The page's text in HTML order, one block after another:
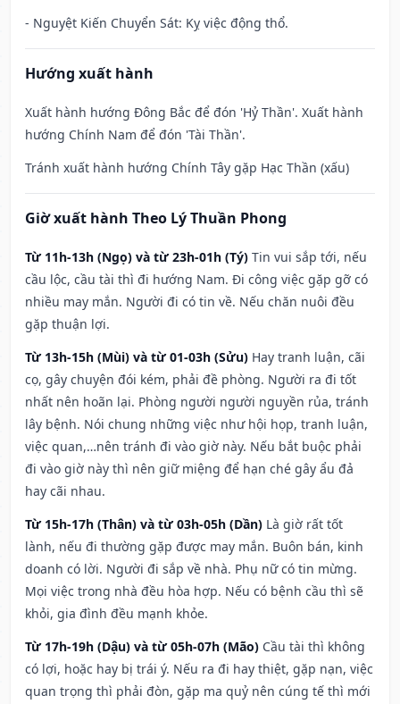
- Nguyệt Kiến Chuyển Sát: Kỵ việc động thổ.
Hướng xuất hành
Xuất hành hướng Đông Bắc để đón 'Hỷ Thần'. Xuất hành
hướng Chính Nam để đón 'Tài Thần'.
Tránh xuất hành hướng Chính Tây gặp Hạc Thần (xấu)
Giờ xuất hành Theo Lý Thuần Phong
Từ 11h-13h (Ngọ) và từ 23h-01h (Tý) Tin vui sắp tới, nếu
cầu lộc, cầu tài thì đi hướng Nam. Đi công việc gặp gỡ có
nhiều may mắn. Người đi có tin về. Nếu chăn nuôi đều
gặp thuận lợi.
Từ 13h-15h (Mùi) và từ 01-03h (Sửu) Hay tranh luận, cãi
cọ, gây chuyện đói kém, phải đề phòng. Người ra đi tốt
nhất nên hoãn lại. Phòng người người nguyền rủa, tránh
lây bệnh. Nói chung những việc như hội họp, tranh luận,
việc quan,…nên tránh đi vào giờ này. Nếu bắt buộc phải
đi vào giờ này thì nên giữ miệng để hạn ché gây ẩu đả
hay cãi nhau.
Từ 15h-17h (Thân) và từ 03h-05h (Dần) Là giờ rất tốt
lành, nếu đi thường gặp được may mắn. Buôn bán, kinh
doanh có lời. Người đi sắp về nhà. Phụ nữ có tin mừng.
Mọi việc trong nhà đều hòa hợp. Nếu có bệnh cầu thì sẽ
khỏi, gia đình đều mạnh khỏe.
Từ 17h-19h (Dậu) và từ 05h-07h (Mão) Cầu tài thì không
có lợi, hoặc hay bị trái ý. Nếu ra đi hay thiệt, gặp nạn, việc
quan trọng thì phải đòn, gặp ma quỷ nên cúng tế thì mới